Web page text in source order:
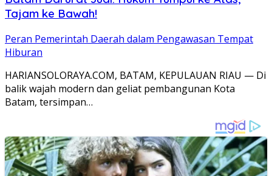
Tajam ke Bawah!
Peran Pemerintah Daerah dalam Pengawasan Tempat
Hiburan
HARIANSOLORAYA.COM, BATAM, KEPULAUAN RIAU — Di
balik wajah modern dan geliat pembangunan Kota
Batam, tersimpan…